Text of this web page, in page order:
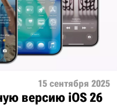
15 сентября 2025
версию iOS 26